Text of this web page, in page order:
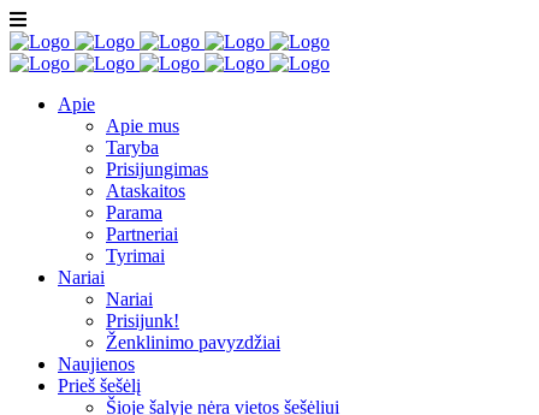
Apie
Apie mus
Taryba
Prisijungimas
Ataskaitos
Parama
Partneriai
Tyrimai
Nariai
Nariai
Prisijunk!
Ženklinimo pavyzdžiai
Naujienos
Prieš šešėlį
Šioje šalyje nėra vietos šešėliui